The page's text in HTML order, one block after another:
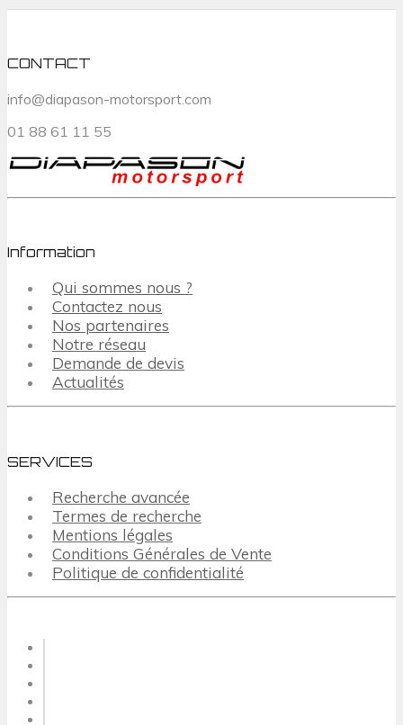
CONTACT
info@diapason-motorsport.com
01 88 61 11 55
Information
Qui sommes nous ?
Contactez nous
Nos partenaires
Notre réseau
Demande de devis
Actualités
SERVICES
Recherche avancée
Termes de recherche
Mentions légales
Conditions Générales de Vente
Politique de confidentialité